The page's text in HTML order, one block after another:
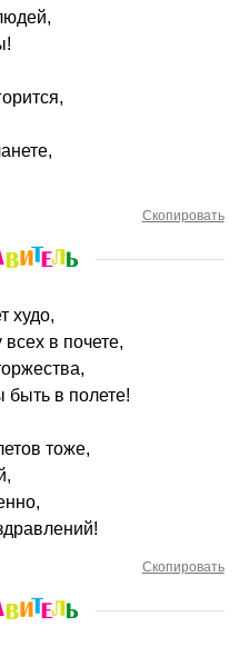
Скопировать
худо,
всех в почете,
быть в полете!
тоже,
Скопировать